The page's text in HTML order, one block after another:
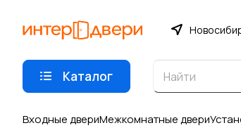
Каталог
Входные двериМежкомнатные двери